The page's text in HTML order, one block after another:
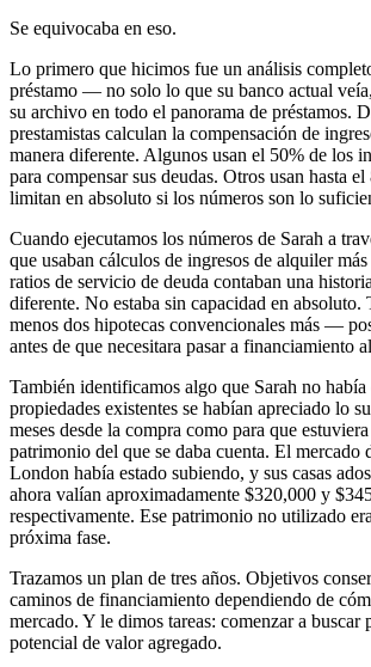
Se equivocaba en eso.
Lo primero que hicimos fue un análisis
préstamo — no solo lo que su banco actual
su archivo en todo el panorama de préstamos.
prestamistas calculan la compensación de
manera diferente. Algunos usan el 50% de los
para compensar sus deudas. Otros usan hasta
limitan en absoluto si los números son lo
Cuando ejecutamos los números de Sarah a
que usaban cálculos de ingresos de alquiler
ratios de servicio de deuda contaban una
diferente. No estaba sin capacidad en absoluto.
menos dos hipotecas convencionales más —
antes de que necesitara pasar a financiamiento
También identificamos algo que Sarah no había
propiedades existentes se habían apreciado lo
meses desde la compra como para que
patrimonio del que se daba cuenta. El mercado
London había estado subiendo, y sus casas
ahora valían aproximadamente $320,000 y
respectivamente. Ese patrimonio no utilizado
próxima fase.
Trazamos un plan de tres años. Objetivos
caminos de financiamiento dependiendo de
mercado. Y le dimos tareas: comenzar a buscar
potencial de valor agregado.